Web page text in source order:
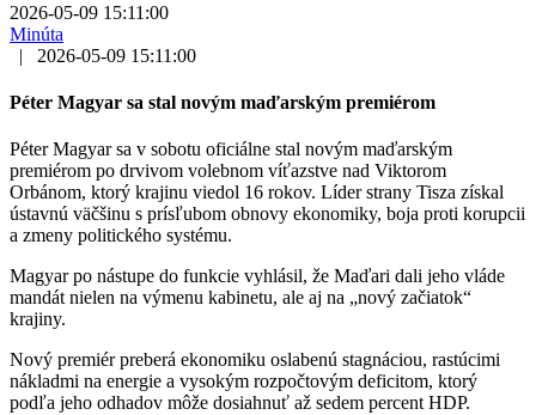
2026-05-09 15:11:00
Minúta
|
2026-05-09 15:11:00
Péter Magyar sa stal novým maďarským premiérom
Péter Magyar sa v sobotu oficiálne stal novým maďarským
premiérom po drvivom volebnom víťazstve nad Viktorom
Orbánom, ktorý krajinu viedol 16 rokov. Líder strany Tisza získal
ústavnú väčšinu s prísľubom obnovy ekonomiky, boja proti korupcii
a zmeny politického systému.
Magyar po nástupe do funkcie vyhlásil, že Maďari dali jeho vláde
mandát nielen na výmenu kabinetu, ale aj na „nový začiatok“
krajiny.
Nový premiér preberá ekonomiku oslabenú stagnáciou, rastúcimi
nákladmi na energie a vysokým rozpočtovým deficitom, ktorý
podľa jeho odhadov môže dosiahnuť až sedem percent HDP.